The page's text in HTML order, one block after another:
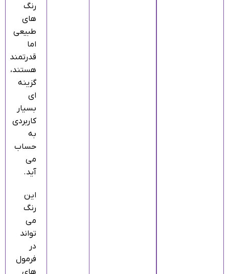
رنگ‌
های
طبیعی
اما
قدرتمند
هستند،
گزینه‌
ای
بسیار
کاربردی
به
حساب
می‌
آید.
این
رنگ
می‌
تواند
در
فرمول‌
های